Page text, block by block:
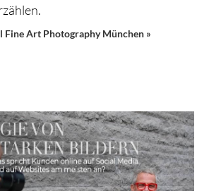
Fine Art Photography München »